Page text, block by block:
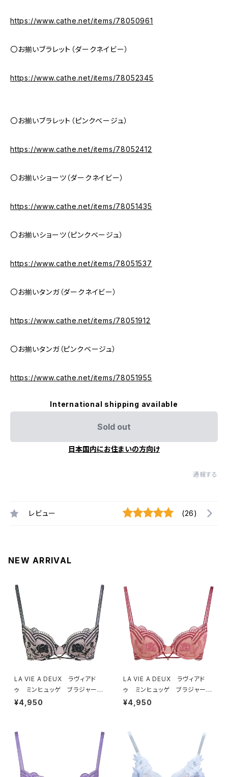
https://www.cathe.net/items/78050961
〇お揃いブラレット（ダークネイビー）
https://www.cathe.net/items/78052345
〇お揃いブラレット（ピンクベージュ）
https://www.cathe.net/items/78052412
〇お揃いショーツ（ダークネイビー）
https://www.cathe.net/items/78051435
〇お揃いショーツ（ピンクベージュ）
https://www.cathe.net/items/78051537
〇お揃いタンガ（ダークネイビー）
https://www.cathe.net/items/78051912
〇お揃いタンガ（ピンクベージュ）
https://www.cathe.net/items/78051955
International shipping available
Sold out
日本国内にお住まいの方向け
通報する
レビュー (26)
NEW ARRIVAL
LA VIE A DEUX ラヴィアド
ゥ ミンヒュッゲ ブラジャー
（ブラック）BRA BLACK 2249
¥4,950
LA VIE A DEUX ラヴィアド
ゥ ミンヒュッゲ ブラジャー
（ヒュッゲオレンジ）BRA HYGG
¥4,950